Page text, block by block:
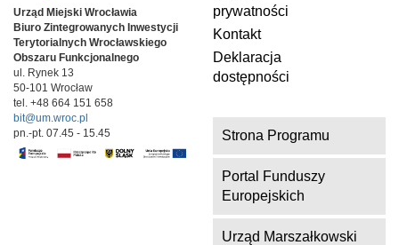
Urząd Miejski Wrocławia
Biuro Zintegrowanych Inwestycji
Terytorialnych Wrocławskiego
Obszaru Funkcjonalnego
ul. Rynek 13
50-101 Wrocław
tel. +48 664 151 658
bit@um.wroc.pl
pn.-pt. 07.45 - 15.45
prywatności
Kontakt
Deklaracja
dostępności
Strona Programu
Portal Funduszy
Europejskich
Urząd Marszałkowski